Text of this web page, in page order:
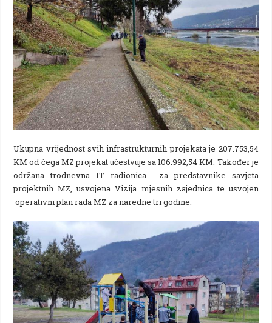
Ukupna vrijednost svih infrastrukturnih projekata je 207.753,54
KM od čega MZ projekat učestvuje sa 106.992,54 KM. Također je
održana trodnevna IT radionica za predstavnike savjeta
projektnih MZ, usvojena Vizija mjesnih zajednica te usvojen
operativni plan rada MZ za naredne tri godine.